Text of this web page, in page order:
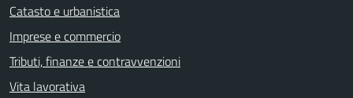
Catasto e urbanistica
Imprese e commercio
Tributi, finanze e contravvenzioni
Vita lavorativa